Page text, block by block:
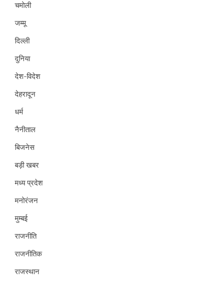
चमोली
जम्मू
दिल्ली
दुनिया
देश-विदेश
देहरादून
धर्म
नैनीताल
बिजनेस
बड़ी खबर
मध्य प्रदेश
मनोरंजन
मुम्बई
राजनीति
राजनीतिक
राजस्थान